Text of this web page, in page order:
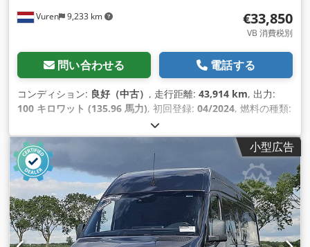
Vuren 9,233 km €33,850
VB 消費税別
問い合わせる 電話する
コンディション: 良好（中古） , 走行距離: 43,914 km, 出力:
100 キロワット (135.96 馬力), 初回登録: 04/2024, 燃料の種類:
195/75R16
イールベース:3,750 mm, 燃料:ディーゼル, 色:白色, 運転席:
デイキャブ
オートマチック , 排出クラス: ユーロ6, サ
スペンション:
, 全長:6,750 mm
2,130
mm, 全高:2,450 mm, 荷室長:3,420 mm , 荷室幅:2,070 mm,
荷室高:400 mm, 製造年:2024, 装備:ABS（アンチロック・ブ
レーキ・システム）, アップル CarPlay, エアコン, セントラル
ロック, トラクションコントロール, トレーラー連結装置, ブル
ートゥース, 電動ウィンドウ調節, 電動ミラー,
小型広告